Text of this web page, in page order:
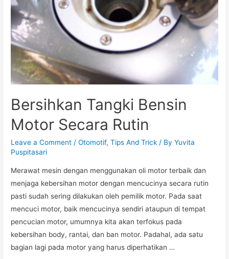
Bersihkan Tangki Bensin
Motor Secara Rutin
Leave a Comment /Otomotif,Tips And Trick / ByYuvita
Puspitasari
Merawat mesin dengan menggunakan oli motor terbaik dan
menjaga kebersihan motor dengan mencucinya secara rutin
pasti sudah sering dilakukan oleh pemilik motor. Pada saat
mencuci motor, baik mencucinya sendiri ataupun di tempat
pencucian motor, umumnya kita akan terfokus pada
kebersihan body, rantai, dan ban motor. Padahal, ada satu
bagian lagi pada motor yang harus diperhatikan …